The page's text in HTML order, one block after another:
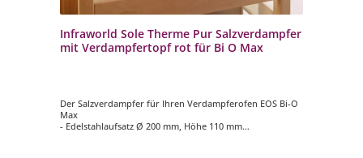
Infraworld Sole Therme Pur Salzverdampfer
mit Verdampfertopf rot für Bi O Max
Der Salzverdampfer für Ihren Verdampferofen EOS Bi-O
Max
- Edelstahlaufsatz Ø 200 mm, Höhe 110 mm